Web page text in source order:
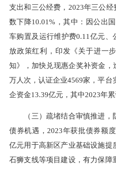
支出和三公经费，2023年三公
数下降10.01%，其中：因公出
车购置及运行维护费0.11亿元、
放政策红利，印发《关于进一
知》，加快兑现惠企奖补资金，
万人次，认证企业4569家，平台
企资金13.39亿元，其中2023年
（三）疏堵结合审慎推进，
债券机遇，2023年获批债券额
亿元用于高新区产业基础设施提
石狮支线等项目建设，有力保障